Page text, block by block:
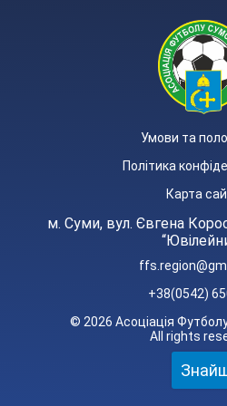
Умови та
Політика
Карта
м. Суми, вул. Євгена
+38(0542)
© 2026 Асоціація
All rights